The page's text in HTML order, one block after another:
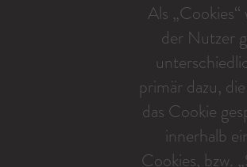
Als
der Nutzer
primär dazu,
das Cookie
innerhalb
Cookies, bzw.